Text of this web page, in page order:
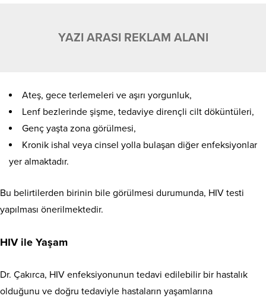
YAZI ARASI REKLAM ALANI
Ateş, gece terlemeleri ve aşırı yorgunluk,
Lenf bezlerinde şişme, tedaviye dirençli cilt döküntüleri,
Genç yaşta zona görülmesi,
Kronik ishal veya cinsel yolla bulaşan diğer enfeksiyonlar
yer almaktadır.
Bu belirtilerden birinin bile görülmesi durumunda, HIV testi
yapılması önerilmektedir.
HIV ile Yaşam
Dr. Çakırca, HIV enfeksiyonunun tedavi edilebilir bir hastalık
olduğunu ve doğru tedaviyle hastaların yaşamlarına